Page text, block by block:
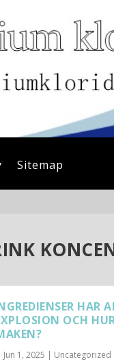
Sitemap
HAR
OCH
Jun 1, 2025 | Uncategorized